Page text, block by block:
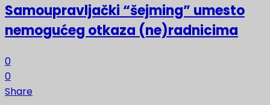
Samoupravljački “šejming” umesto
nemogućeg otkaza (ne)radnicima
0
0
Share